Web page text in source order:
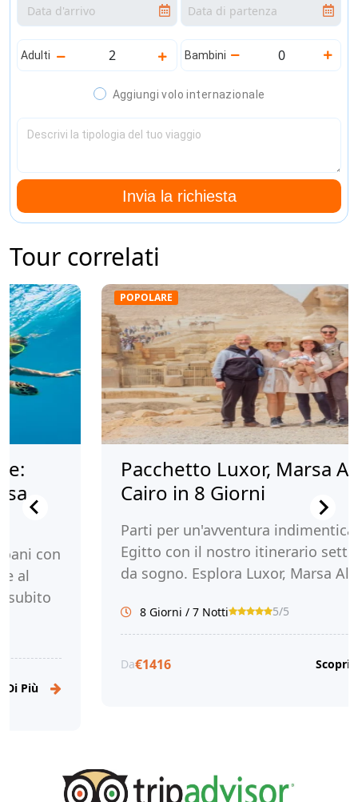
Adulti Bambini
Aggiungi volo internazionale
Invia la richiesta
Tour correlati
con
POPOLARE
Pacchetto Luxor, Marsa
Cairo in 8 Giorni
Parti per un'avventura
Egitto con il nostro itinerario
da sogno. Esplora Luxor, Marsa Alam
8 Giorni / 7 Notti 5/5
€1416 Scopri Di